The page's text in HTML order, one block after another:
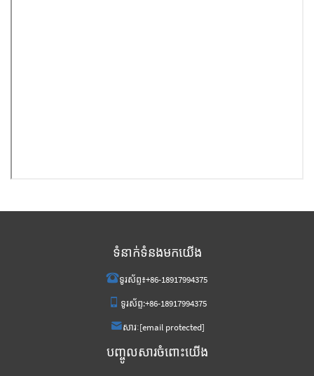
ទំនាក់ទំនងមកយើង
ទូរស័ព្ទ៖+86-18917994375
ទូរស័ព្ទ:+86-18917994375
សារៈ[email protected]
បញ្ចូលសារចំពោះយើង